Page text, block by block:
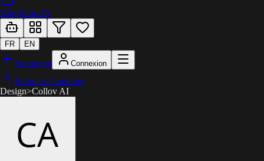
KingShop IA
FR EN
Soumettre Connexion
Retour à l'annuaire
Design>Collov AI